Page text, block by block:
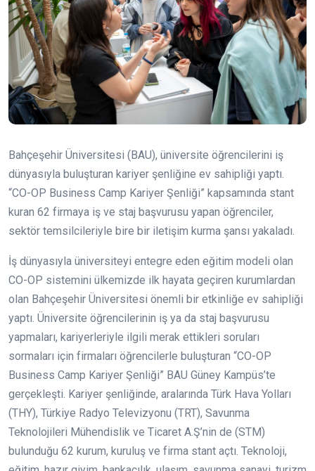
Bahçeşehir Üniversitesi (BAU), üniversite öğrencilerini iş
dünyasıyla buluşturan kariyer şenliğine ev sahipliği yaptı.
“CO-OP Business Camp Kariyer Şenliği” kapsamında stant
kuran 62 firmaya iş ve staj başvurusu yapan öğrenciler,
sektör temsilcileriyle bire bir iletişim kurma şansı yakaladı.
İş dünyasıyla üniversiteyi entegre eden eğitim modeli olan
CO-OP sistemini ülkemizde ilk hayata geçiren kurumlardan
olan Bahçeşehir Üniversitesi önemli bir etkinliğe ev sahipliği
yaptı. Üniversite öğrencilerinin iş ya da staj başvurusu
yapmaları, kariyerleriyle ilgili merak ettikleri soruları
sormaları için firmaları öğrencilerle buluşturan “CO-OP
Business Camp Kariyer Şenliği” BAU Güney Kampüs’te
gerçekleşti. Kariyer şenliğinde, aralarında Türk Hava Yolları
(THY), Türkiye Radyo Televizyonu (TRT), Savunma
Teknolojileri Mühendislik ve Ticaret A.Ş’nin de (STM)
bulunduğu 62 kurum, kuruluş ve firma stant açtı. Teknoloji,